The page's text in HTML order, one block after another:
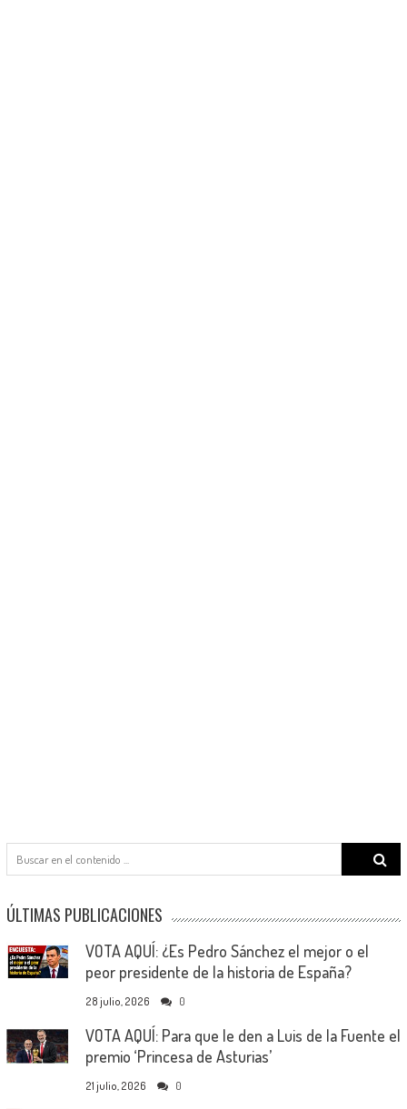
Search
for:
ÚLTIMAS PUBLICACIONES
VOTA AQUÍ: ¿Es Pedro Sánchez el mejor o el
peor presidente de la historia de España?
28 julio, 2026 0
VOTA AQUÍ: Para que le den a Luis de la Fuente el
premio ‘Princesa de Asturias’
21 julio, 2026 0